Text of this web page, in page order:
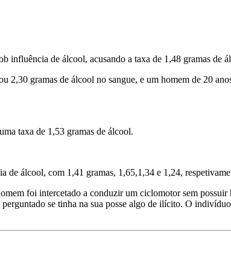
influência de álcool, acusando a taxa de 1,48 gramas de
2,30 gramas de álcool no sangue, e um homem de 20
taxa de 1,53 gramas de álcool.
de álcool, com 1,41 gramas, 1,65,1,34 e 1,24,
foi intercetado a conduzir um ciclomotor sem
se tinha na sua posse algo de ilícito. O